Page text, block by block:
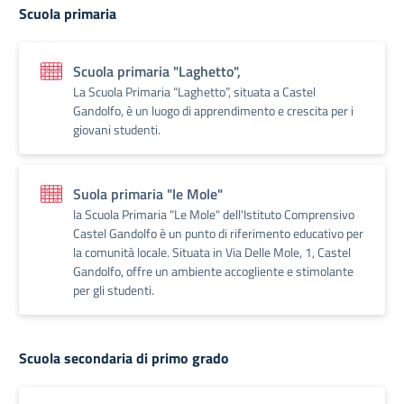
Scuola primaria
Scuola primaria "Laghetto",
La Scuola Primaria “Laghetto”, situata a Castel
Gandolfo, è un luogo di apprendimento e crescita per i
giovani studenti.
Suola primaria "le Mole"
la Scuola Primaria "Le Mole" dell'Istituto Comprensivo
Castel Gandolfo è un punto di riferimento educativo per
la comunità locale. Situata in Via Delle Mole, 1, Castel
Gandolfo, offre un ambiente accogliente e stimolante
per gli studenti.
Scuola secondaria di primo grado